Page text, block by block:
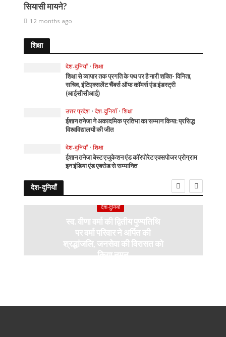
सियासी मायने?
12 months ago
शिक्षा
देश-दुनियाँ • शिक्षा
शिक्षा से व्यापार तक प्रगति के पथ पर है नारी शक्ति- विनिता,
सचिव, इंटिएक्सलेंट चैंबर्स ऑफ कॉमर्स एंड इंडस्ट्री
(आईसीसीआई)
उत्तर प्रदेश • देश-दुनियाँ • शिक्षा
ईशान तनेजा ने अकादमिक प्रतिभा का सम्मान किया: प्रसिद्ध
विश्वविद्यालयों की जीत
देश-दुनियाँ • शिक्षा
ईशान तनेजा बेस्ट एजुकेशन एंड कॉरपोरेट एक्सपोजर प्रोग्राम
इन इंडिया एंड एबरोड से सम्मानित
देश-दुनियाँ
देश-दुनियाँ
स्व. वीणा वर्मा की द्वितीय पुण्यतिथि
पर वर्मा परिवार ने अर्पित की
श्रद्धांजलि, जनसेवा की विरासत को
किया नमन